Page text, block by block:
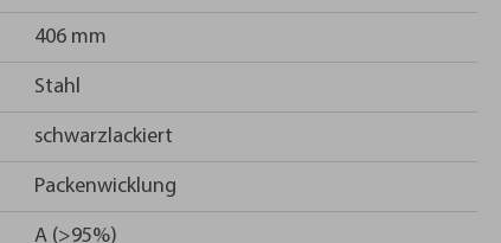
406 mm
Stahl
schwarzlackiert
Packenwicklung
A (>95%)